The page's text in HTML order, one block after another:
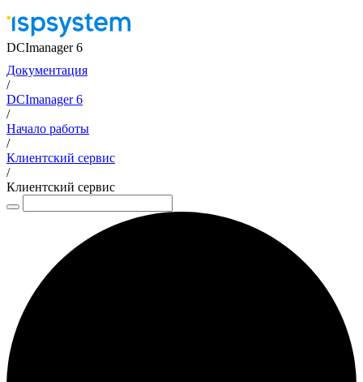
DCImanager 6
Документация
/
DCImanager 6
/
Начало работы
/
Клиентский сервис
/
Клиентский сервис